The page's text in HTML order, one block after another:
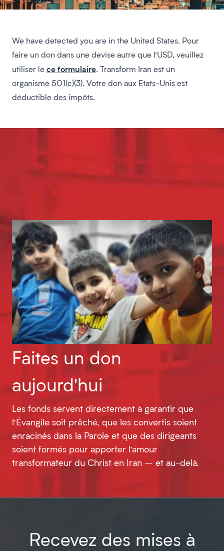
We have detected you are in the United States. Pour
faire un don dans une devise autre que l’USD, veuillez
utiliser lece formulaire. Transform Iran est un
organisme 501(c)(3). Votre don aux Etats-Unis est
déductible des impôts.
Donnez
Faites un don
aujourd'hui
Les fonds servent directement à garantir que
l’Évangile soit prêché, que les convertis soient
enracinés dans la Parole et que des dirigeants
soient formés pour apporter l’amour
transformateur du Christ en Iran – et au-delà.
Recevez des mises à